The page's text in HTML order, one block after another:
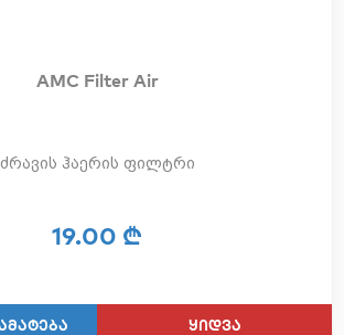
AMC Filter Air
ძრავის ჰაერის ფილტრი
19.00 ₾
ყიდვა